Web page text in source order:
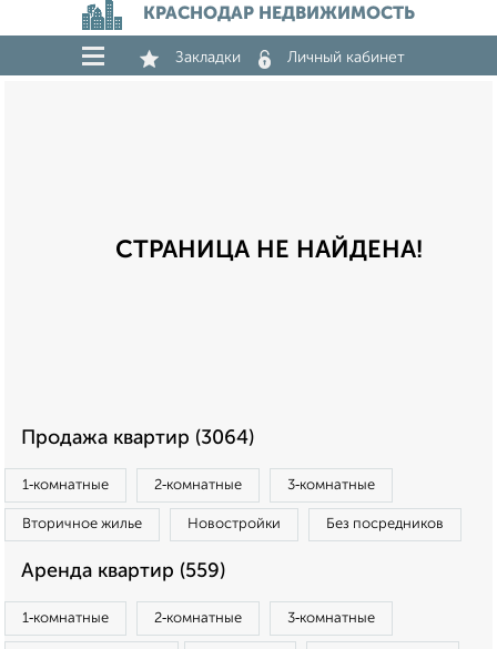
КРАСНОДАР НЕДВИЖИМОСТЬ
Закладки Личный кабинет
СТРАНИЦА НЕ НАЙДЕНА!
Продажа квартир (3064)
1‑комнатные 2‑комнатные 3‑комнатные
Вторичное жилье Новостройки Без посредников
Аренда квартир (559)
1‑комнатные 2‑комнатные 3‑комнатные